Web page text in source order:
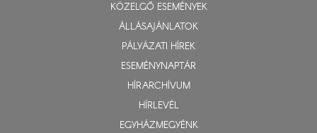
KÖZELGŐ ESEMÉNYEK
ÁLLÁSAJÁNLATOK
PÁLYÁZATI HÍREK
ESEMÉNYNAPTÁR
HÍRARCHÍVUM
HÍRLEVÉL
EGYHÁZMEGYÉNK